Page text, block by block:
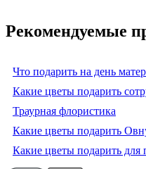
Рекомендуемые
Что подарить на день
Какие цветы подарить
Траурная флористика
Какие цветы подарить
Какие цветы подарить для